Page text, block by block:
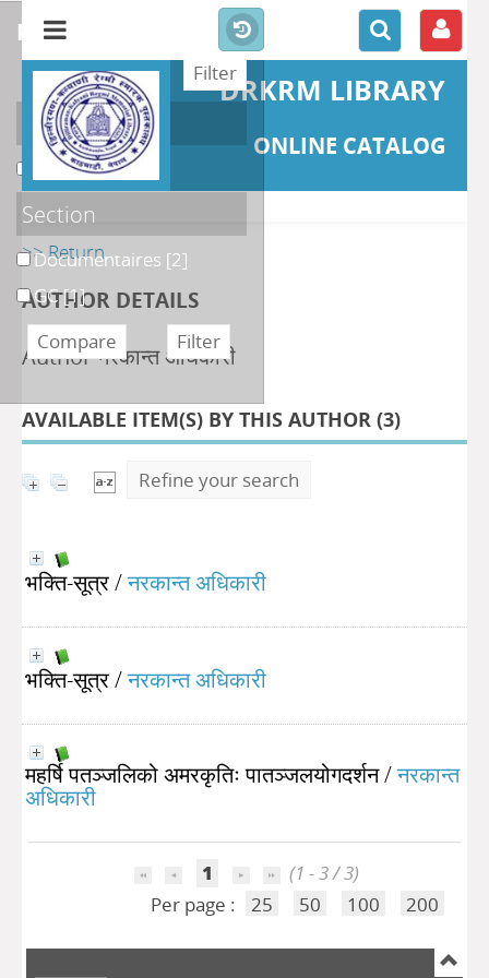
DRKRM LIBRARY
ONLINE CATALOG
>> Return
AUTHOR DETAILS
Author नरकान्त अधिकारी
AVAILABLE ITEM(S) BY THIS AUTHOR (3)
Refine your search
भक्ति-सूत्र/नरकान्त अधिकारी
भक्ति-सूत्र/नरकान्त अधिकारी
महर्षि पतञ्जलिको अमरकृतिः पातञ्जलयोगदर्शन/नरकान्त
अधिकारी
1
(1 - 3 / 3)
Per page :
25 50 100 200
refine or compare
Localisation
DKRML[3]
Section
Documentaires [2]
GC[1]